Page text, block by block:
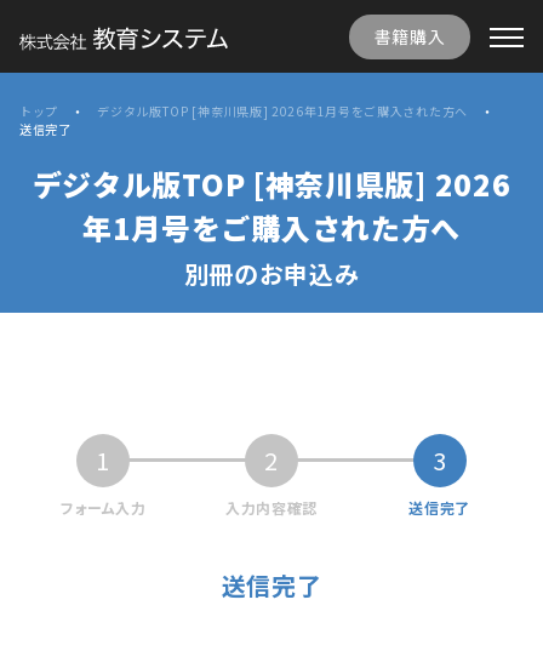
書籍購入
トップ
デジタル版TOP [神奈川県版] 2026年1月号をご購入された方へ
送信完了
デジタル版TOP [神奈川県版] 2026
年1月号をご購入された方へ
別冊のお申込み
1
フォーム入力
2
入力内容確認
3
送信完了
送信完了